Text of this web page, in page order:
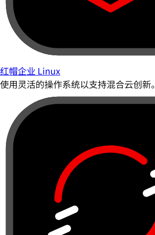
红帽企业 Linux
使用灵活的操作系统以支持混合云创新。